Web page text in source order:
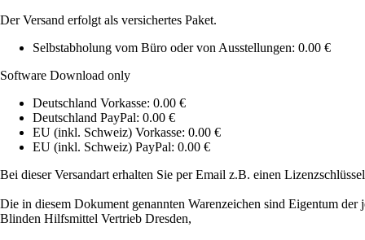
Der Versand erfolgt als versichertes Paket.
Selbstabholung vom Büro oder von Ausstellungen: 0.00 €
Software Download only
Deutschland Vorkasse: 0.00 €
Deutschland PayPal: 0.00 €
EU (inkl. Schweiz) Vorkasse: 0.00 €
EU (inkl. Schweiz) PayPal: 0.00 €
Bei dieser Versandart erhalten Sie per Email z.B. einen
Die in diesem Dokument genannten Warenzeichen sind Eigentum
Blinden Hilfsmittel Vertrieb Dresden,